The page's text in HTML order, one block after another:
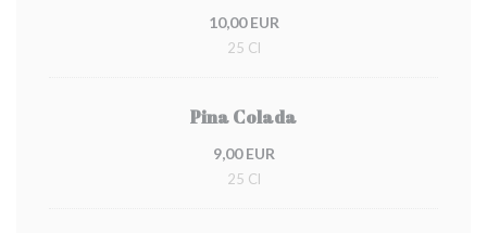
10,00 EUR
25 Cl
Pina Colada
9,00 EUR
25 Cl